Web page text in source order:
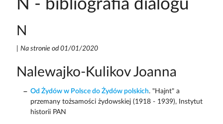
N - bibliografia dialogu
N
Na stronie od 01/01/2020
Nalewajko-Kulikov Joanna
Od Żydów w Polsce do Żydów polskich. "Hajnt" a
przemany tożsamości żydowskiej (1918 - 1939), Instytut
historii PAN